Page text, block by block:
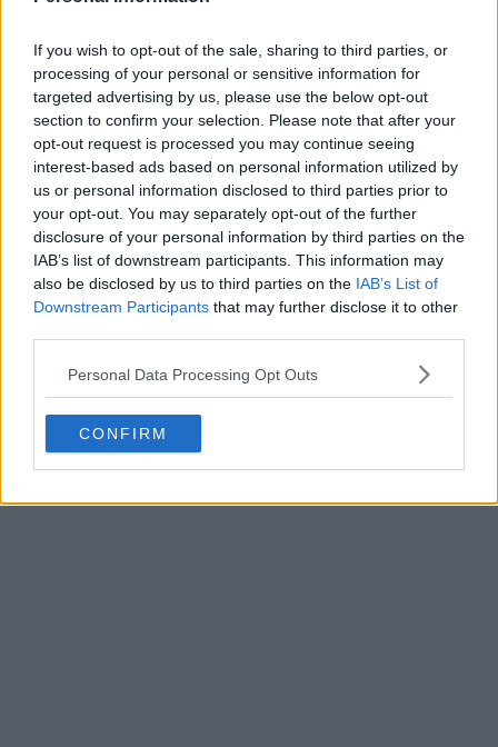
If you wish to opt-out of the sale, sharing to third parties, or
processing of your personal or sensitive information for
targeted advertising by us, please use the below opt-out
section to confirm your selection. Please note that after your
opt-out request is processed you may continue seeing
interest-based ads based on personal information utilized by
us or personal information disclosed to third parties prior to
your opt-out. You may separately opt-out of the further
disclosure of your personal information by third parties on the
IAB’s list of downstream participants. This information may
also be disclosed by us to third parties on the IAB’s List of
Downstream Participants that may further disclose it to other
Personal Data Processing Opt Outs
CONFIRM
Présentation du maillot domicile du SV Zulte
Waregem pour la saison 26-27